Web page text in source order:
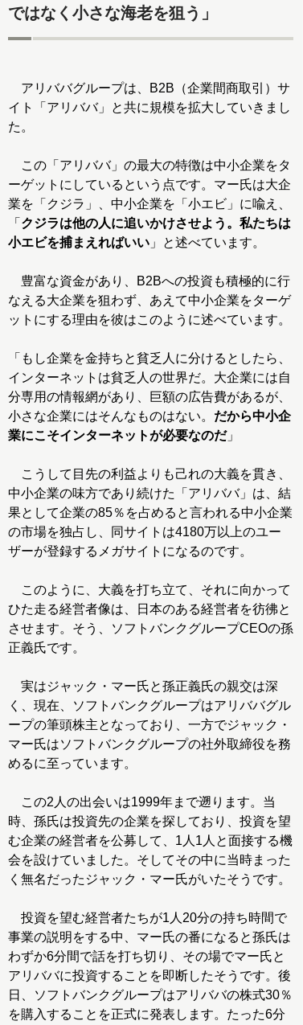
ではなく小さな海老を狙う」
アリババグループは、B2B（企業間商取引）サ
イト「アリババ」と共に規模を拡大していきまし
た。
この「アリババ」の最大の特徴は中小企業をタ
ーゲットにしているという点です。マー氏は大企
業を「クジラ」、中小企業を「小エビ」に喩え、
「 クジラは他の人に追いかけさせよう。私たちは
小エビを捕まえればいい 」と述べています。
豊富な資金があり、B2Bへの投資も積極的に行
なえる大企業を狙わず、あえて中小企業をターゲ
ットにする理由を彼はこのように述べています。
「もし企業を金持ちと貧乏人に分けるとしたら、
インターネットは貧乏人の世界だ。大企業には自
分専用の情報網があり、巨額の広告費があるが、
小さな企業にはそんなものはない。 だから中小企
業にこそインターネットが必要なのだ」
こうして目先の利益よりも己れの大義を貫き、
中小企業の味方であり続けた「アリババ」は、結
果として企業の85％を占めると言われる中小企業
の市場を独占し、同サイトは4180万以上のユー
ザーが登録するメガサイトになるのです。
このように、大義を打ち立て、それに向かって
ひた走る経営者像は、日本のある経営者を彷彿と
させます。そう、ソフトバンクグループCEOの孫
正義氏です。
実はジャック・マー氏と孫正義氏の親交は深
く、現在、ソフトバンクグループはアリババグル
ープの筆頭株主となっており、一方でジャック・
マー氏はソフトバンクグループの社外取締役を務
めるに至っています。
この2人の出会いは1999年まで遡ります。当
時、孫氏は投資先の企業を探しており、投資を望
む企業の経営者を公募して、1人1人と面接する機
会を設けていました。そしてその中に当時まった
く無名だったジャック・マー氏がいたそうです。
投資を望む経営者たちが1人20分の持ち時間で
事業の説明をする中、マー氏の番になると孫氏は
わずか6分間で話を打ち切り、その場でマー氏と
アリババに投資することを即断したそうです。後
日、ソフトバンクグループはアリババの株式30％
を購入することを正式に発表します。たった6分